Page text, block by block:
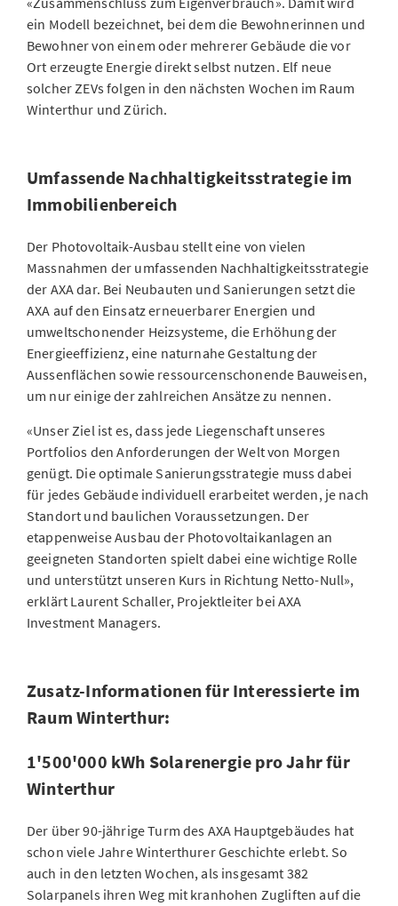
ein Modell bezeichnet, bei dem die Bewohnerinnen und
Bewohner von einem oder mehrerer Gebäude die vor
Ort erzeugte Energie direkt selbst nutzen. Elf neue
solcher ZEVs folgen in den nächsten Wochen im Raum
Winterthur und Zürich.
Umfassende Nachhaltigkeitsstrategie im
Immobilienbereich
Der Photovoltaik-Ausbau stellt eine von vielen
Massnahmen der umfassenden Nachhaltigkeitsstrategie
der AXA dar. Bei Neubauten und Sanierungen setzt die
AXA auf den Einsatz erneuerbarer Energien und
umweltschonender Heizsysteme, die Erhöhung der
Energieeffizienz, eine naturnahe Gestaltung der
Aussenflächen sowie ressourcenschonende Bauweisen,
um nur einige der zahlreichen Ansätze zu nennen.
«Unser Ziel ist es, dass jede Liegenschaft unseres
Portfolios den Anforderungen der Welt von Morgen
genügt. Die optimale Sanierungsstrategie muss dabei
für jedes Gebäude individuell erarbeitet werden, je nach
Standort und baulichen Voraussetzungen. Der
etappenweise Ausbau der Photovoltaikanlagen an
geeigneten Standorten spielt dabei eine wichtige Rolle
und unterstützt unseren Kurs in Richtung Netto-Null»,
erklärt Laurent Schaller, Projektleiter bei AXA
Investment Managers.
Zusatz-Informationen für Interessierte im
Raum Winterthur:
1'500'000 kWh Solarenergie pro Jahr für
Winterthur
Der über 90-jährige Turm des AXA Hauptgebäudes hat
schon viele Jahre Winterthurer Geschichte erlebt. So
auch in den letzten Wochen, als insgesamt 382
Solarpanels ihren Weg mit kranhohen Zugliften auf die